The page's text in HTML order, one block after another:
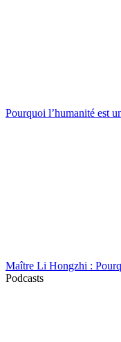
Pourquoi l’humanité est
Maître Li Hongzhi :
Podcasts